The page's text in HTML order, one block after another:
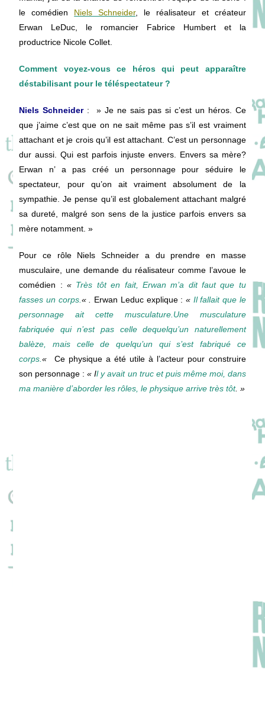
le comédien Niels Schneider, le réalisateur et créateur
Erwan LeDuc, le romancier Fabrice Humbert et la
productrice Nicole Collet.
Comment voyez-vous ce héros qui peut apparaître
déstabilisant pour le téléspectateur ?
Niels Schneider : » Je ne sais passic’est un héros. Ce
que j’aime c’estqueon nesait même pass’il est vraiment
attachant et je croisqu’il estattachant. C’estun personnage
duraussi.Quiest parfois injuste envers. Envers sa mère?
Erwan n’ a pas crééun personnage pourséduire le
spectateur, pour qu’on aitvraimentabsolumentde la
sympathie.Je pense qu’il est globalement attachant malgré
sadureté, malgré son sens de la justice parfois envers sa
mère notamment. »
Pour ce rôle Niels Schneider a du prendre en masse
musculaire, une demande du réalisateur comme l’avoue le
comédien :« Très tôt en fait, Erwan m’a dit faut que tu
fasses un corps. « . Erwan Leduc explique : « Ilfallait que le
personnageait cette musculature. Une musculature
fabriquée quin’est pas celle dequelqu’un naturellement
balèze,mais celle dequelqu’un quis’est fabriqué ce
corps.«
Ce physique a été utile à l’acteur pour construire
son personnage : « Il y avait un truc et puis même moi, dans
ma manière d’aborder les rôles, le physique arrive très tôt. »